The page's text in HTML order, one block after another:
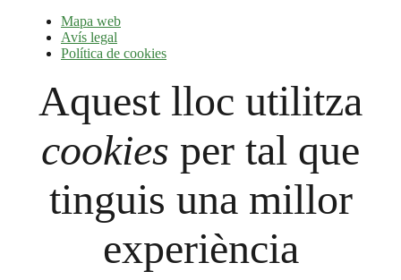
Mapa web
Avís legal
Política de cookies
Aquest lloc utilitza
cookies per tal que
tinguis una millor
experiència